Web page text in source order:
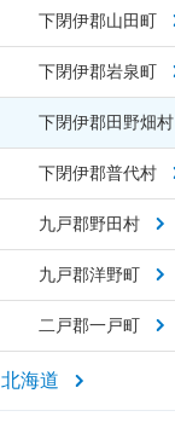
下閉伊郡山田町
下閉伊郡岩泉町
下閉伊郡田野畑村
下閉伊郡普代村
九戸郡野田村
九戸郡洋野町
二戸郡一戸町
北海道